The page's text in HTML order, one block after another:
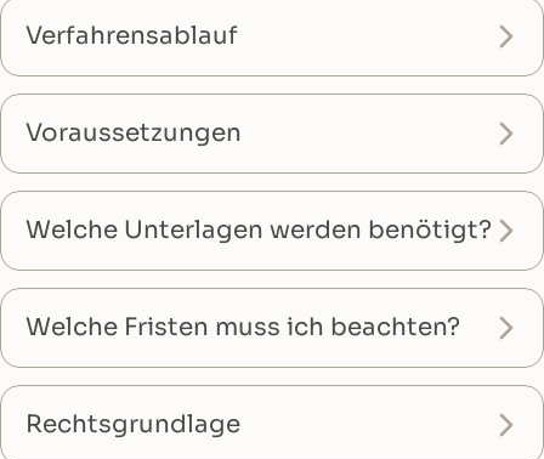
Verfahrensablauf
Voraussetzungen
Welche Unterlagen werden benötigt?
Welche Fristen muss ich beachten?
Rechtsgrundlage